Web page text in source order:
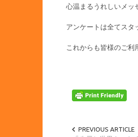
心温まるうれしいメッ
アンケートは全てスタ
これからも皆様のご利
PREVIOUS ARTICLE